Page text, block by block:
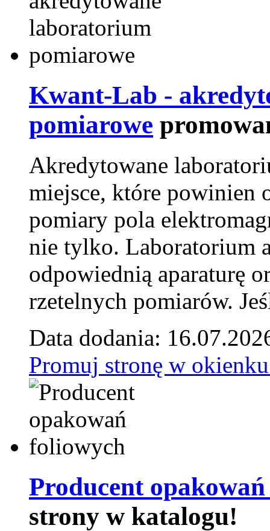
Kwant-Lab -
pomiarowe
Akredytowane
miejsce, które powinien
pomiary pola
nie tylko. Laboratorium
odpowiednią aparaturę
rzetelnych pomiarów.
Data dodania:
Promuj stronę w
Producent
strony w katalogu!